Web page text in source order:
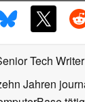
Tech Writer
Jahren